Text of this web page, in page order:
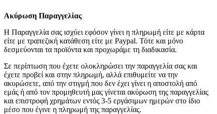
Ακύρωση Παραγγελίας
Η Παραγγελία σας ισχύει εφόσον γίνει η πληρωμή είτε με κάρτα
είτε με τραπεζική κατάθεση είτε με Paypal. Τότε και μόνο
δεσμεύονται τα προϊόντα και προχωράμε τη διαδικασία.
Σε περίπτωση που έχετε ολοκληρώσει την παραγγελία σας και
έχετε προβεί και στην πληρωμή, αλλά επιθυμείτε να την
ακυρώσετε, από την στιγμή που δεν έχει γίνει η αποστολή από
εμάς ή από τον προμηθευτή μας γίνεται ακύρωση της παραγγελίας
και επιστροφή χρημάτων εντός 3-5 εργάσιμων ημερών στο ίδιο
μέσο που έγινε η πληρωμή της παραγγελίας.